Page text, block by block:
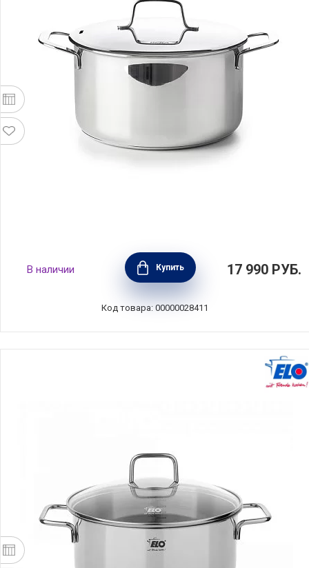
Кастрюля с крышкой Maestro 2 л, диаметр
16 см, нержавеющая сталь, цвет стальной,
BEKA, Бельгия, 15021164
В наличии Купить 17 990 РУБ.
Код товара: 00000028411